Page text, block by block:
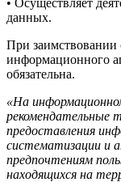
данных.
При заимствовании
информационного
обязательна.
«На
рекомендательные
предоставления
систематизации и
предпочтениям
находящихся на